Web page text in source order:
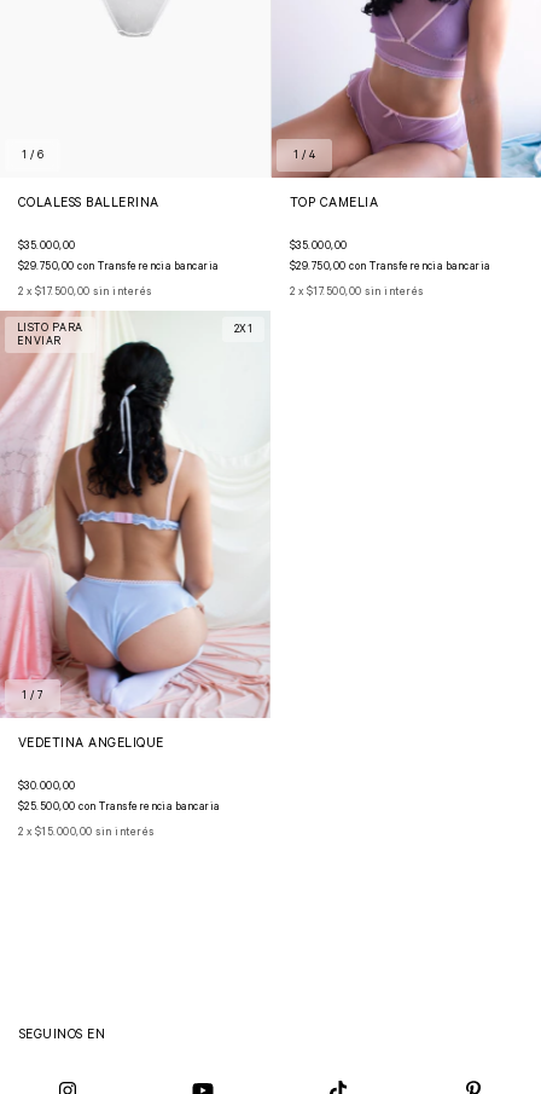
1 /6
COLALESS BALLERINA
$35.000,00
$29.750,00con Transferencia bancaria
2 x $17.500,00 sin interés
1 /4
TOP CAMELIA
$35.000,00
$29.750,00con Transferencia bancaria
2 x $17.500,00 sin interés
1 /7
2X1
VEDETINA ANGELIQUE
$30.000,00
$25.500,00con Transferencia bancaria
2 x $15.000,00 sin interés
LISTO PARA
ENVIAR
SEGUINOS EN